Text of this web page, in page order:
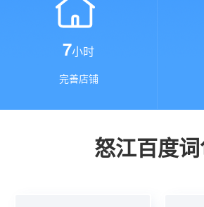
7小时
完善店铺
怒江百度